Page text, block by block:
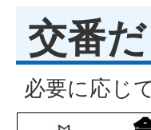
交番
必要に応じ